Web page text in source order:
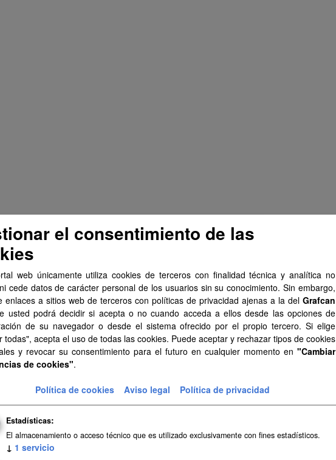
el consentimiento de las
web únicamente utiliza cookies de terceros con finalidad técnica y analítica no
cede datos de carácter personal de los usuarios sin su conocimiento. Sin embargo,
enlaces a sitios web de terceros con políticas de privacidad ajenas a la del Grafcan
usted podrá decidir si acepta o no cuando acceda a ellos desde las opciones de
de su navegador o desde el sistema ofrecido por el propio tercero. Si elige
todas", acepta el uso de todas las cookies. Puede aceptar y rechazar tipos de cookies
y revocar su consentimiento para el futuro en cualquier momento en "Cambiar
de cookies".
Política de cookies Aviso legal Política de privacidad
Estadísticas
El almacenamiento o acceso técnico que es utilizado exclusivamente con fines estadísticos.
↓ 1 servicio